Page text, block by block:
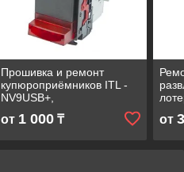
Прошивка и ремонт
купюроприёмников ITL -
NV9USB+,
NV10USB+,NV9USB,NV10USB
(itl)
от 1 000₸ от